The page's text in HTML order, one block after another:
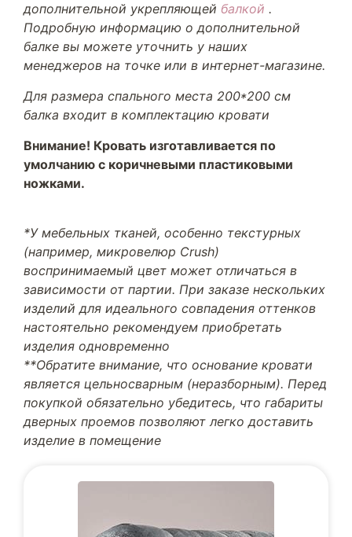
дополнительной укрепляющей балкой .
Подробную информацию о дополнительной
балке вы можете уточнить у наших
менеджеров на точке или в интернет-магазине.
Для размера спального места 200*200 см
балка входит в комплектацию кровати
Внимание! Кровать изготавливается по
умолчанию с коричневыми пластиковыми
ножками.
*У мебельных тканей, особенно текстурных
(например, микровелюр Crush)
воспринимаемый цвет может отличаться в
зависимости от партии. При заказе нескольких
изделий для идеального совпадения оттенков
настоятельно рекомендуем приобретать
изделия одновременно
**Обратите внимание, что основание кровати
является цельносварным (неразборным). Перед
покупкой обязательно убедитесь, что габариты
дверных проемов позволяют легко доставить
изделие в помещение